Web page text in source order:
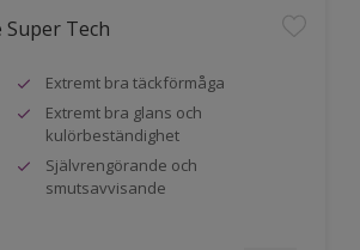
Tech
Extremt bra täckförmåga
Extremt bra glans och
kulörbeständighet
Självrengörande och
smutsavvisande